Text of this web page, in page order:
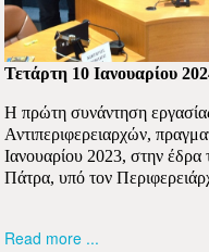
Τετάρτη 10 Ιανουαρίου
Η πρώτη συνάντηση
Αντιπεριφερειαρχών,
Ιανουαρίου 2023, στην έδρα
Πάτρα, υπό τον
Read more ...